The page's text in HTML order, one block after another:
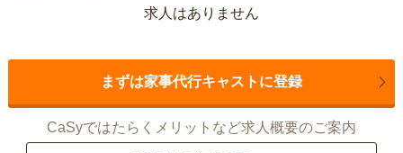
求人はありません
まずは家事代行キャストに登録
CaSyではたらくメリットなど求人概要のご案内